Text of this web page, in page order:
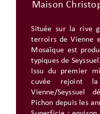
Maison
Située sur la rive
terroirs de Vienne
Mosaïque est
typiques de Seyssuel.
Issu du premier
cuvée rejoint
Vienne/Seyssuel
Pichon depuis les